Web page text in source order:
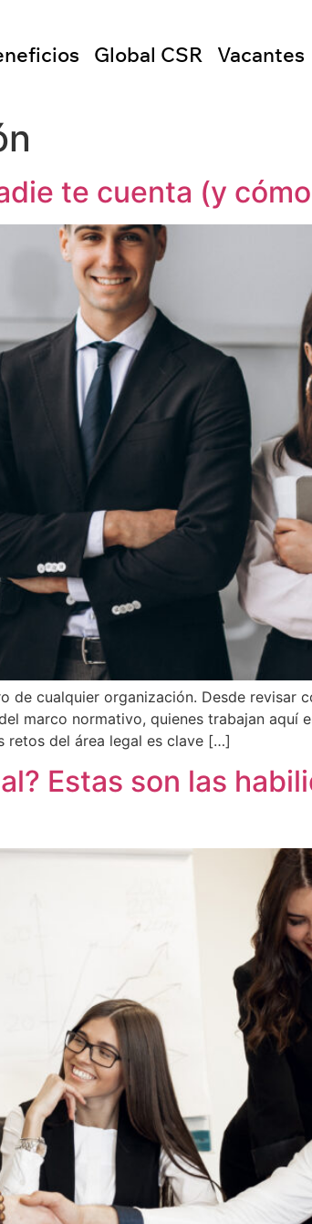
Global CSR Vacantes
te cuenta (y
de cualquier organización. Desde revisar
marco normativo, quienes trabajan aquí
retos del área legal es clave […]
Estas son las